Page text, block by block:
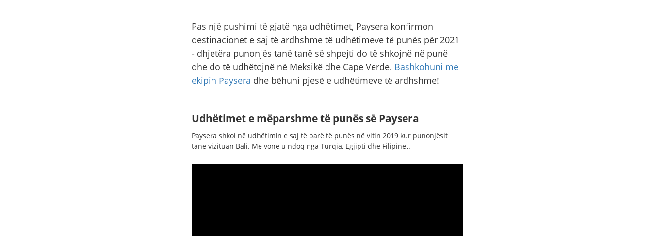
Pas një pushimi të gjatë nga udhëtimet, Paysera konfirmon
destinacionet e saj të ardhshme të udhëtimeve të punës për 2021
- dhjetëra punonjës tanë tanë së shpejti do të shkojnë në punë
dhe do të udhëtojnë në Meksikë dhe Cape Verde. Bashkohuni me
ekipin Paysera dhe bëhuni pjesë e udhëtimeve të ardhshme!
Udhëtimet e mëparshme të punës së Paysera
Paysera shkoi në udhëtimin e saj të parë të punës në vitin 2019 kur punonjësit
tanë vizituan Bali. Më vonë u ndoq nga Turqia, Egjipti dhe Filipinet.